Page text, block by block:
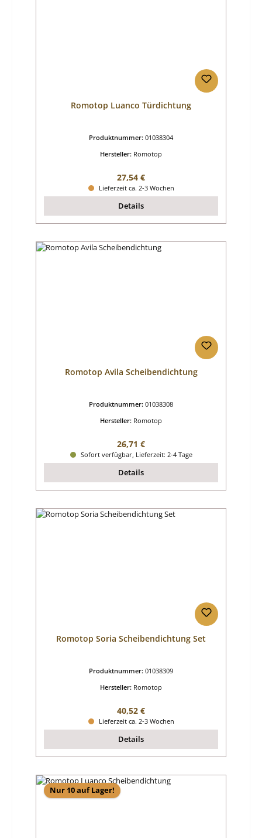
Romotop Luanco Türdichtung
Produktnummer: 01038304
Hersteller: Romotop
Regulärer Preis:
27,54 €
Lieferzeit ca. 2-3 Wochen
Details
Romotop Avila Scheibendichtung
Produktnummer: 01038308
Hersteller: Romotop
Regulärer Preis:
26,71 €
Sofort verfügbar, Lieferzeit: 2-4 Tage
Details
Romotop Soria Scheibendichtung Set
Produktnummer: 01038309
Hersteller: Romotop
Regulärer Preis:
40,52 €
Lieferzeit ca. 2-3 Wochen
Details
Nur 10 auf Lager!